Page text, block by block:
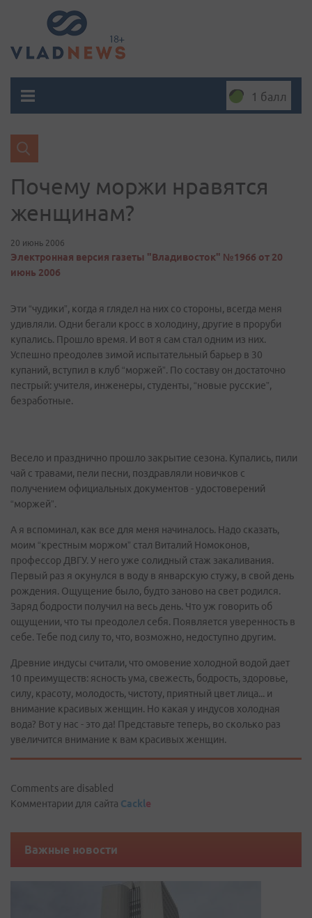
1 балл
Почему моржи нравятся
женщинам?
20 июнь 2006
Электронная версия газеты "Владивосток" №1966 от 20
июнь 2006
Эти “чудики”, когда я глядел на них со стороны, всегда меня
удивляли. Одни бегали кросс в холодину, другие в проруби
купались. Прошло время. И вот я сам стал одним из них.
Успешно преодолев зимой испытательный барьер в 30
купаний, вступил в клуб “моржей”. По составу он достаточно
пестрый: учителя, инженеры, студенты, “новые русские”,
безработные.
Весело и празднично прошло закрытие сезона. Купались, пили
чай с травами, пели песни, поздравляли новичков с
получением официальных документов - удостоверений
“моржей”.
А я вспоминал, как все для меня начиналось. Надо сказать,
моим “крестным моржом” стал Виталий Номоконов,
профессор ДВГУ. У него уже солидный стаж закаливания.
Первый раз я окунулся в воду в январскую стужу, в свой день
рождения. Ощущение было, будто заново на свет родился.
Заряд бодрости получил на весь день. Что уж говорить об
ощущении, что ты преодолел себя. Появляется уверенность в
себе. Тебе под силу то, что, возможно, недоступно другим.
Древние индусы считали, что омовение холодной водой дает
10 преимуществ: ясность ума, свежесть, бодрость, здоровье,
силу, красоту, молодость, чистоту, приятный цвет лица... и
внимание красивых женщин. Но какая у индусов холодная
вода? Вот у нас - это да! Представьте теперь, во сколько раз
увеличится внимание к вам красивых женщин.
Comments are disabled
Комментарии для сайта Cackle
Важные новости